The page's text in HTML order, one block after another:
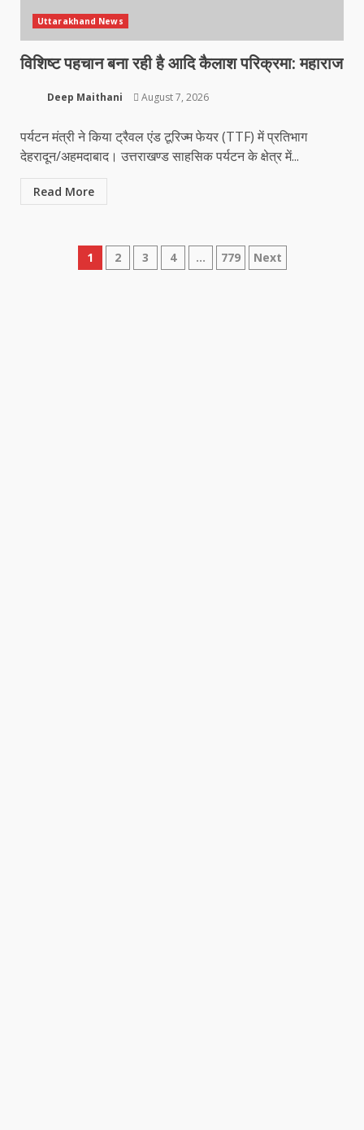
Uttarakhand News
विशिष्ट पहचान बना रही है आदि कैलाश परिक्रमा: महाराज
Deep Maithani August 7, 2026
पर्यटन मंत्री ने किया ट्रैवल एंड टूरिज्म फेयर (TTF) में प्रतिभाग
देहरादून/अहमदाबाद। उत्तराखण्ड साहसिक पर्यटन के क्षेत्र में...
Read More
Posts
1 2 3 4 … 779 Next